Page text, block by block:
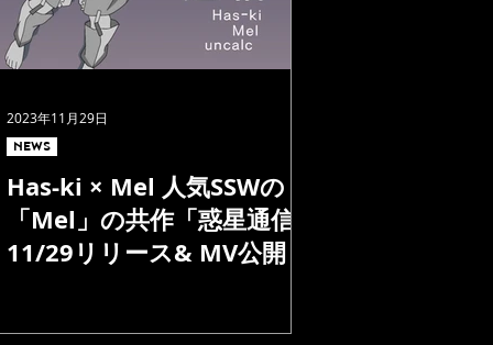
Has-ki × Mel 人気SSWの
「Mel」の共作「惑星通信」
11/29リリース& MV公開
NEWS
2023年11月29日